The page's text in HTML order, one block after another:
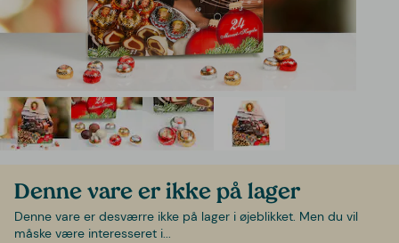
Denne vare er ikke på lager
Denne vare er desværre ikke på lager i øjeblikket. Men du vil
måske være interesseret i...